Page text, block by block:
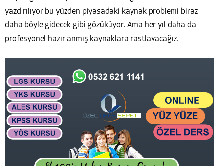
yazdırılıyor bu yüzden piyasadaki kaynak problemi biraz
daha böyle gidecek gibi gözüküyor. Ama her yıl daha da
profesyonel hazırlanmış kaynaklara rastlayacağız.